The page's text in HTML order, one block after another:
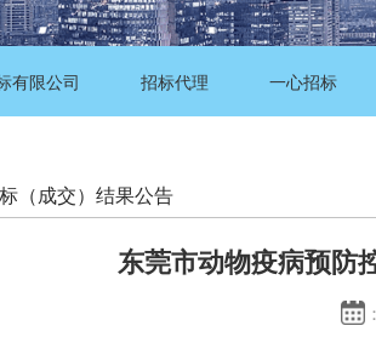
有限公司 招标代理 一心招标
（成交）结果公告
东莞市动物疫病预防